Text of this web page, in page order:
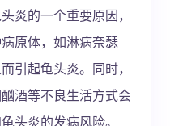
炎的一个重要原因，
原体，如淋病奈瑟
引起龟头炎。同时，
酒等不良生活方式会
头炎的发病风险。